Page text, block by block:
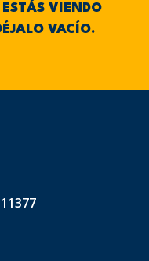
VIENDO
VACÍO.